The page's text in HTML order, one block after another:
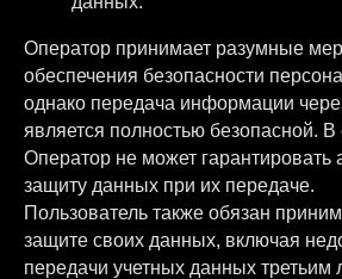
Оператор принимает разумные
обеспечения безопасности
однако передача информации
является полностью безопасной. В
Оператор не может гарантировать
защиту данных при их передаче.
Пользователь также обязан
защите своих данных, включая
передачи учетных данных третьим